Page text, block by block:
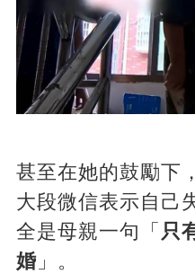
甚至在她的鼓勵下
大段微信表示自己
全是母親一句「 只
婚」。